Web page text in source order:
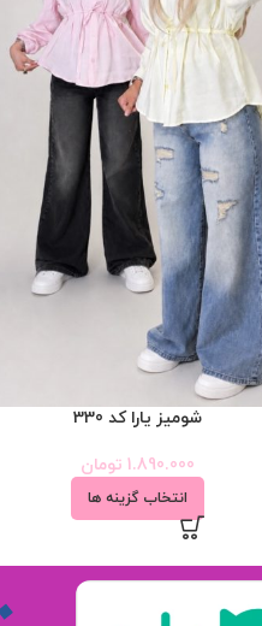
شومیز یارا کد 330
1.890.000 تومان
انتخاب گزینه ها